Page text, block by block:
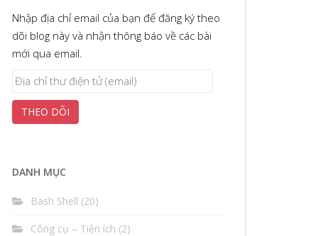
Nhập địa chỉ email của bạn để đăng ký theo
dõi blog này và nhận thông báo về các bài
mới qua email.
Địa
thư
(email)
THEO DÕI
DANH MỤC
Bash Shell (20)
Công cụ – Tiện ích (2)